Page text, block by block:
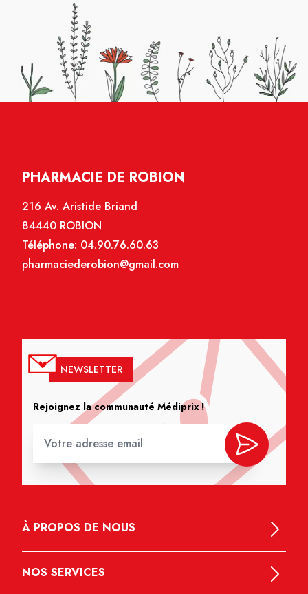
PHARMACIE DE ROBION
216 Av. Aristide Briand
84440 ROBION
Téléphone: 04.90.76.60.63
pharmaciederobion@gmail.com
NEWSLETTER
Rejoignez la communauté Médiprix !
À PROPOS DE NOUS
NOS SERVICES